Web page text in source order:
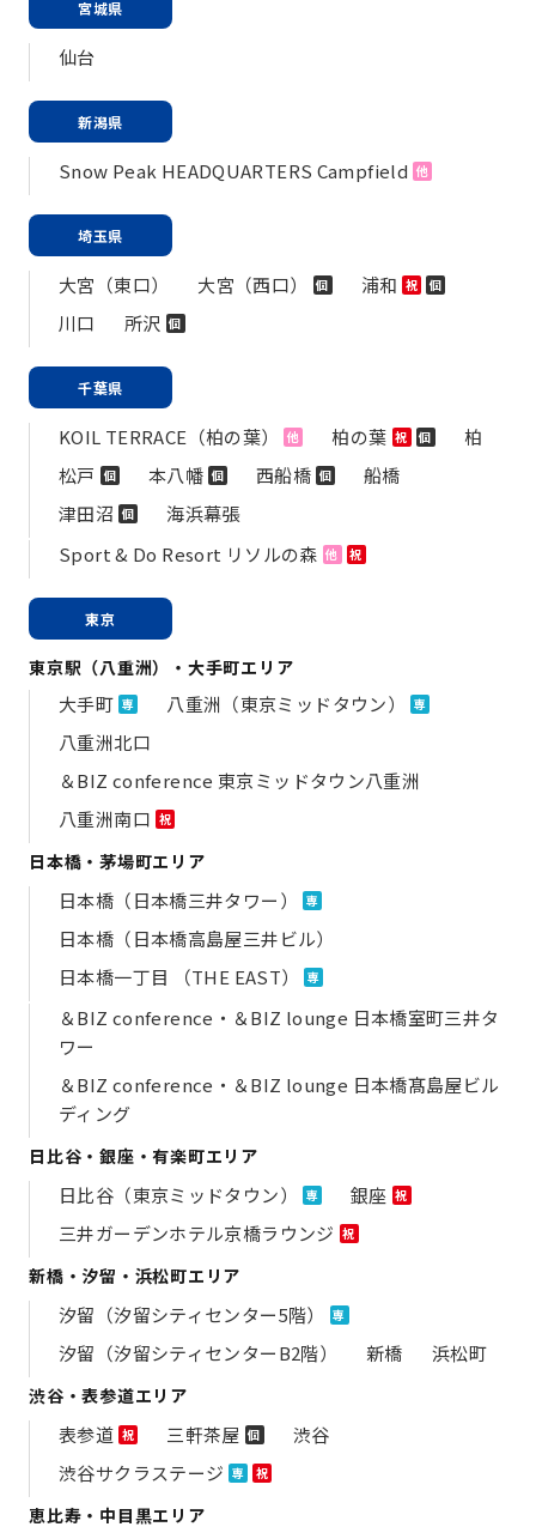
宮城県
仙台
新潟県
Snow Peak HEADQUARTERS Campfield 他
埼玉県
大宮（東口） 大宮（西口） 個 浦和 祝 個
川口 所沢 個
千葉県
KOIL TERRACE（柏の葉） 他 柏の葉 祝 個
柏
松戸 個 本八幡 個 西船橋 個
船橋
津田沼 個
海浜幕張
Sport & Do Resort リソルの森 他 祝
東京
東京駅（八重洲）・大手町エリア
大手町 専 八重洲（東京ミッドタウン） 専
八重洲北口
＆BIZ conference 東京ミッドタウン八重洲
八重洲南口 祝
日本橋・茅場町エリア
日本橋（日本橋三井タワー） 専
日本橋（日本橋高島屋三井ビル）
日本橋一丁目 （THE EAST）
専
＆BIZ conference・＆BIZ lounge 日本橋室町三井タ
ワー
＆BIZ conference・＆BIZ lounge 日本橋髙島屋ビル
ディング
日比谷・銀座・有楽町エリア
日比谷（東京ミッドタウン） 専 銀座 祝
三井ガーデンホテル京橋ラウンジ 祝
新橋・汐留・浜松町エリア
汐留（汐留シティセンター5階） 専
汐留（汐留シティセンターB2階） 新橋 浜松町
渋谷・表参道エリア
表参道 祝 三軒茶屋 個
渋谷
渋谷サクラステージ 専 祝
恵比寿・中目黒エリア